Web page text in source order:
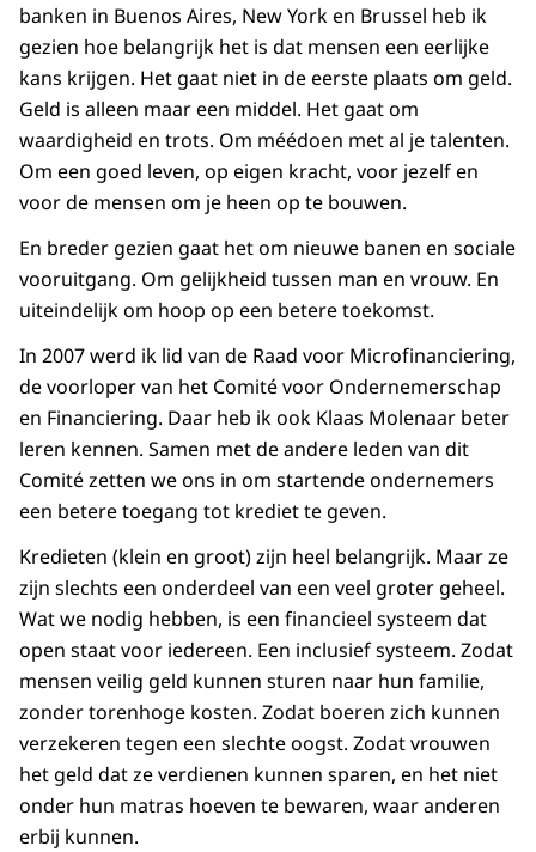
banken in Buenos Aires, New York en Brussel heb ik
gezien hoe belangrijk het is dat mensen een eerlijke
kans krijgen. Het gaat niet in de eerste plaats om geld.
Geld is alleen maar een middel. Het gaat om
waardigheid en trots. Om méédoen met al je talenten.
Om een goed leven, op eigen kracht, voor jezelf en
voor de mensen om je heen op te bouwen.
En breder gezien gaat het om nieuwe banen en sociale
vooruitgang. Om gelijkheid tussen man en vrouw. En
uiteindelijk om hoop op een betere toekomst.
In 2007 werd ik lid van de Raad voor Microfinanciering,
de voorloper van het Comité voor Ondernemerschap
en Financiering. Daar heb ik ook Klaas Molenaar beter
leren kennen. Samen met de andere leden van dit
Comité zetten we ons in om startende ondernemers
een betere toegang tot krediet te geven.
Kredieten (klein en groot) zijn heel belangrijk. Maar ze
zijn slechts een onderdeel van een veel groter geheel.
Wat we nodig hebben, is een financieel systeem dat
open staat voor iedereen. Een inclusief systeem. Zodat
mensen veilig geld kunnen sturen naar hun familie,
zonder torenhoge kosten. Zodat boeren zich kunnen
verzekeren tegen een slechte oogst. Zodat vrouwen
het geld dat ze verdienen kunnen sparen, en het niet
onder hun matras hoeven te bewaren, waar anderen
erbij kunnen.